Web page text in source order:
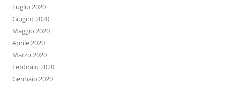
Luglio 2020
Giugno 2020
Maggio 2020
Aprile 2020
Marzo 2020
Febbraio 2020
Gennaio 2020